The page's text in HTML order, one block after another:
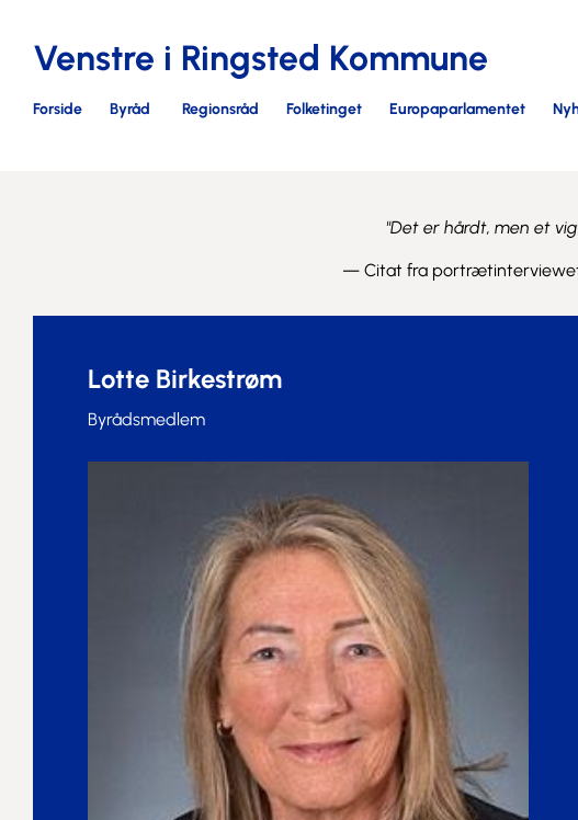
Venstre i Ringsted Kommune
Forside Byråd Regionsråd Folketinget Europaparlamentet
"Det er hårdt, men et
— Citat fra portrætinterviewet
Lotte Birkestrøm
Byrådsmedlem